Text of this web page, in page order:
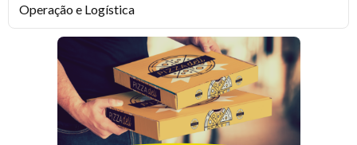
Operação e Logística